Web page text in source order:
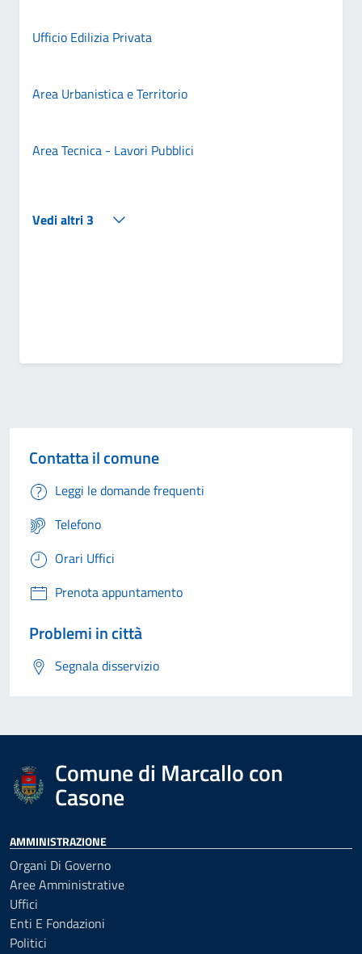
Ufficio Edilizia Privata
Area Urbanistica e Territorio
Area Tecnica - Lavori Pubblici
Vedi altri 3
Contatta il comune
Leggi le domande frequenti
Telefono
Orari Uffici
Prenota appuntamento
Problemi in città
Segnala disservizio
Comune di Marcallo con
Casone
AMMINISTRAZIONE
Organi Di Governo
Aree Amministrative
Uffici
Enti E Fondazioni
Politici